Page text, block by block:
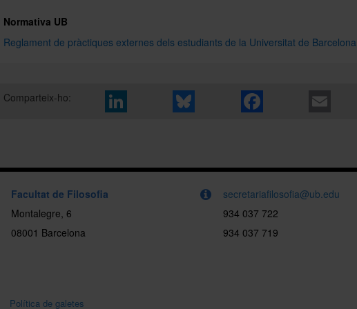
Normativa UB
Reglament de pràctiques externes dels estudiants de la Universitat de Barcelona
Comparteix-ho:
Facultat de Filosofia
Montalegre, 6
08001 Barcelona
secretariafilosofia@ub.edu
934 037 722
934 037 719
Política de galetes